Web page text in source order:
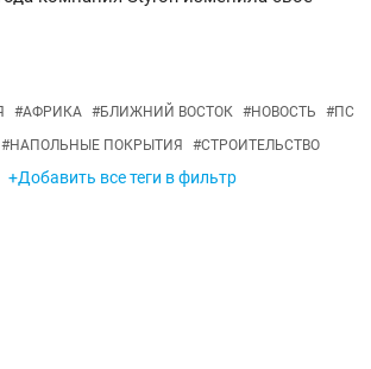
#АФРИКА #БЛИЖНИЙ ВОСТОК #НОВОСТЬ #ПС
#НАПОЛЬНЫЕ ПОКРЫТИЯ #СТРОИТЕЛЬСТВО
+Добавить все теги в фильтр